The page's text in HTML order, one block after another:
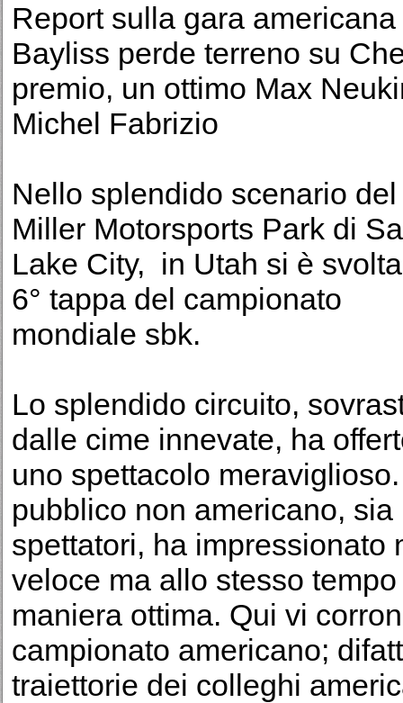
Report sulla gara
Bayliss perde terreno su
premio, un ottimo Max
Michel Fabrizio
Nello splendido scenario del
Miller Motorsports Park di
Lake City, in Utah si è
6° tappa del campionato
mondiale sbk.
Lo splendido circuito,
dalle cime innevate, ha
uno spettacolo
pubblico non americano,
spettatori, ha impressionato
veloce ma allo stesso
maniera ottima. Qui vi
campionato americano;
traiettorie dei colleghi